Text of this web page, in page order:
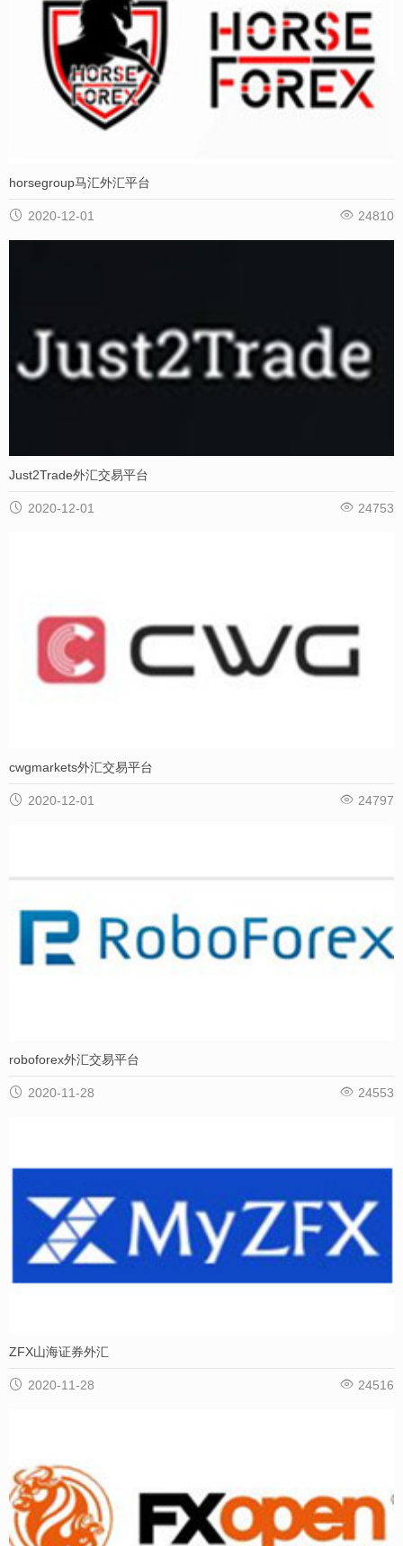
horsegroup马汇外汇平台
 2020-12-01  24810
Just2Trade外汇交易平台
 2020-12-01  24753
cwgmarkets外汇交易平台
 2020-12-01  24797
roboforex外汇交易平台
 2020-11-28  24553
ZFX山海证券外汇
 2020-11-28  24516